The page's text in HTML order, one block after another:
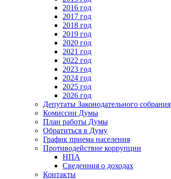
2016 год
2017 год
2018 год
2019 год
2020 год
2021 год
2022 год
2023 год
2024 год
2025 год
2026 год
Депутаты Законодательного собрания
Комиссии Думы
План работы Думы
Обратиться в Думу
График приема населения
Противодействие коррупции
НПА
Сведенния о доходах
Контакты